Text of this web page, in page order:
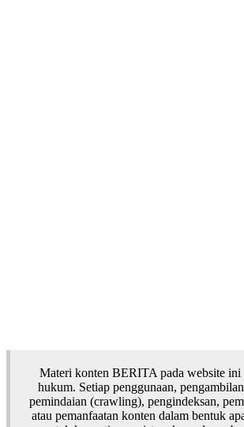
Materi konten BERITA pada website
hukum. Setiap penggunaan,
pemindaian (crawling), pengindeksan,
atau pemanfaatan konten dalam bentuk